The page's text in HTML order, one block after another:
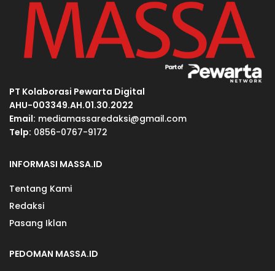
PT Kolaborasi Pewarta Digital
AHU-003349.AH.01.30.2022
Email: mediamassaredaksi@gmail.com
Telp: 0856-0767-9172
INFORMASI MASSA.ID
Tentang Kami
Redaksi
Pasang Iklan
PEDOMAN MASSA.ID